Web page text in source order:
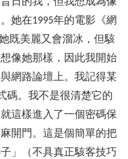
她在1995年的電影《網
既美麗又會溜冰，但駭
像她那樣，因此我開始
網路論壇上。我記得某
碼。我不是很清楚它的
這樣進入了一個密碼保
開門。這是個簡單的把
」（不具真正駭客技巧